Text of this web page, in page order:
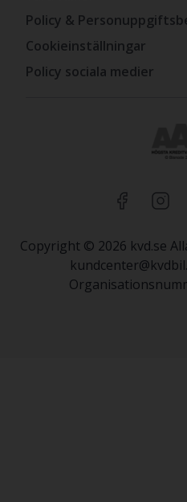
Policy &
Cookieinställningar
Policy sociala medier
Copyright © 2026 kvd.se